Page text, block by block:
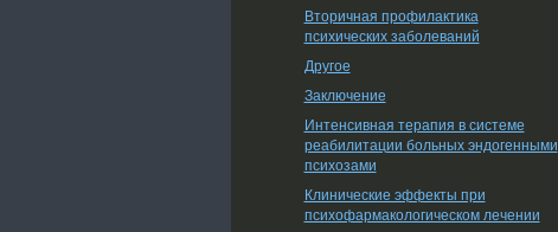
Вторичная профилактика
психических заболеваний
Другое
Заключение
Интенсивная терапия в системе
реабилитации больных эндогенными
психозами
Клинические эффекты при
психофармакологическом лечении